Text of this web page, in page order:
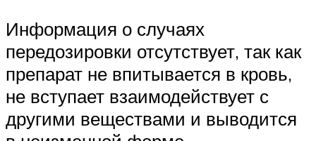
Информация о случаях
передозировки отсутствует, так как
препарат не впитывается в кровь,
не вступает взаимодействует с
другими веществами и выводится